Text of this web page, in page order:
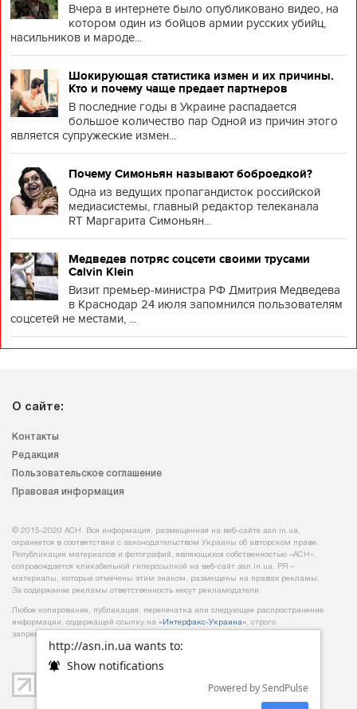
http://asn.in.ua wants to:
Show notifications
Powered by SendPulse
Вчера в интернете было опубликовано видео, на
котором один из бойцов армии русских убийц,
насильников и мароде...
Шокирующая статистика измен и их причины.
Кто и почему чаще предает партнеров
В последние годы в Украине распадается
большое количество пар Одной из причин этого
является супружеские измен...
Почему Симоньян называют боброедкой?
Одна из ведущих пропагандисток российской
медиасистемы, главный редактор телеканала
RT Маргарита Симоньян...
Медведев потряс соцсети своими трусами
Calvin Klein
Визит премьер-министра РФ Дмитрия Медведева
в Краснодар 24 июля запомнился пользователям
соцсетей не местами, ...
О сайте:
Контакты
Редакция
Пользовательское соглашение
Правовая информация
© 2015-2020 АСН. Вся информация, размещенная на веб-сайте asn.in.ua,
охраняется в соответствии с законодательством Украины об авторском праве.
Републикация материалов и фотографий, являющихся собственностью «АСН»,
сопровождается кликабельной гиперссылкой на веб-сайт asn.іn.ua. PR –
материалы, которые отмечены этим знаком, размещены на правах рекламы.
За содержание рекламы ответственность несут рекламодатели.
Любое копирование, публикация, перепечатка или следующее распространение
информации, содержащей ссылку на «Интерфакс-Украина», строго
запрещается.